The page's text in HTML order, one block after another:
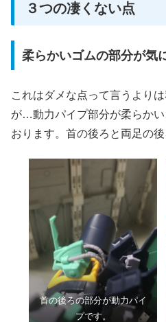
３つの凄くない点
柔らかいゴムの部分が気
これはダメな点って言うより
が…動力パイプ部分が柔らか
おります。首の後ろと両足の後
首の後ろの部分が動力パイ
プです。